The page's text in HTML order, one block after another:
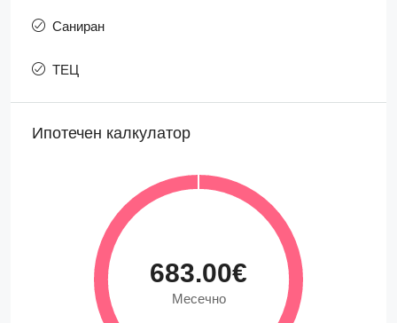
Саниран
ТЕЦ
Ипотечен калкулатор
683.00€
Месечно